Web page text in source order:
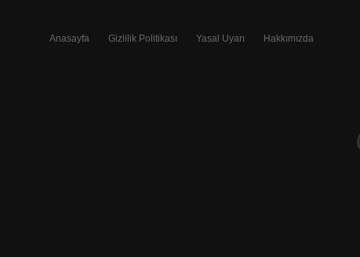
Anasayfa Gizlilik Politikası Yasal Uyarı Hakkımızda